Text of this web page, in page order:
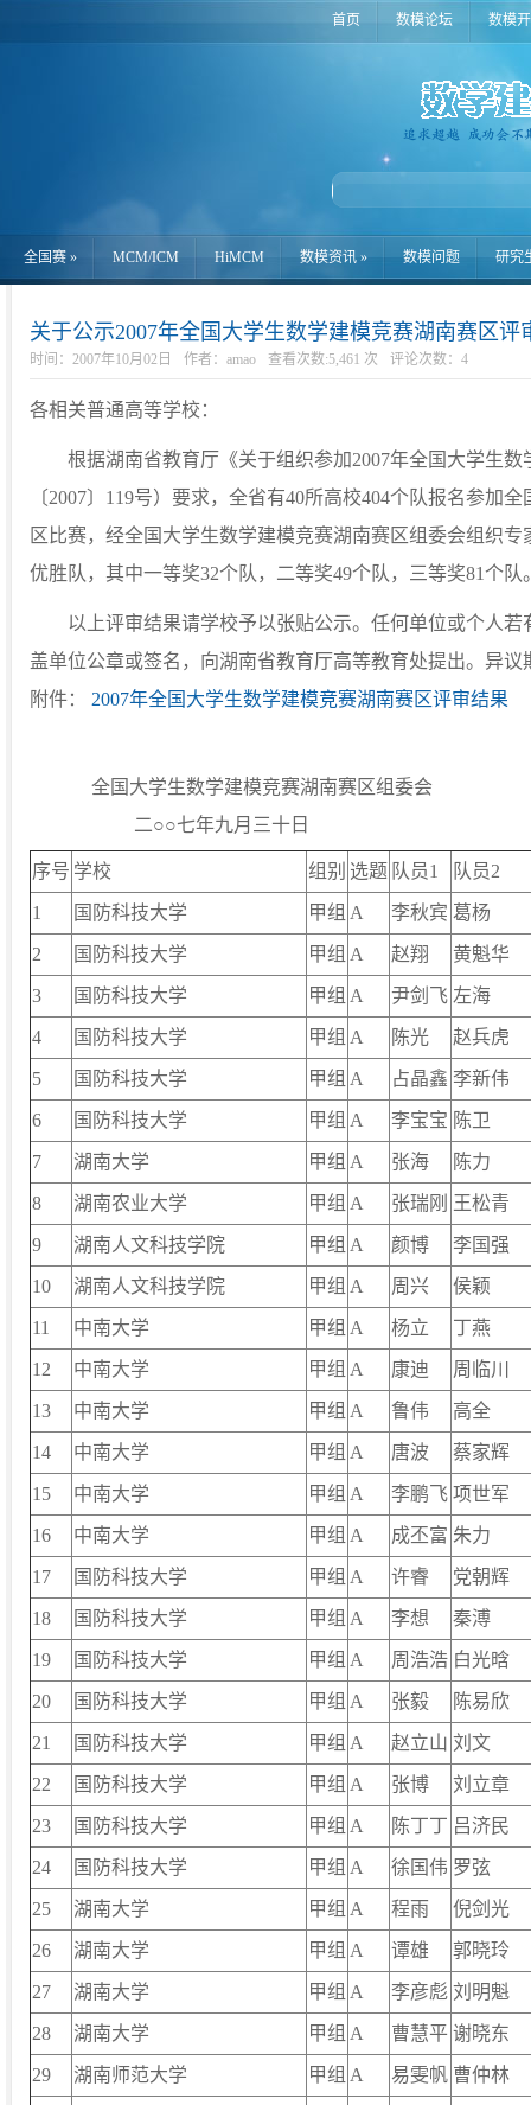
首页 数模论坛 数模
全国赛 » MCM/ICM HiMCM 数模资讯 » 数模问题 研究
关于公示2007年全国大学生数学建模竞赛湖南赛区评
时间：2007年10月02日 作者：amao 查看次数:5,461 次 评论次数： 4
各相关普通高等学校：
根据湖南省教育厅《关于组织参加2007年全国大学生数
〔2007〕119号）要求，全省有40所高校404个队报名参加
区比赛，经全国大学生数学建模竞赛湖南赛区组委会组织专
优胜队，其中一等奖32个队，二等奖49个队，三等奖81个队
以上评审结果请学校予以张贴公示。任何单位或个人若
盖单位公章或签名，向湖南省教育厅高等教育处提出。异议
附件： 2007年全国大学生数学建模竞赛湖南赛区评审结果
全国大学生数学建模竞赛湖南赛区组委会
二○○七年九月三十日
序号 学校 组别 选题 队员1 队员2
1 国防科技大学 甲组 A 李秋宾 葛杨
2 国防科技大学 甲组 A 赵翔 黄魁华
3 国防科技大学 甲组 A 尹剑飞 左海
4 国防科技大学 甲组 A 陈光 赵兵虎
5 国防科技大学 甲组 A 占晶鑫 李新伟
6 国防科技大学 甲组 A 李宝宝 陈卫
7 湖南大学 甲组 A 张海 陈力
8 湖南农业大学 甲组 A 张瑞刚 王松青
9 湖南人文科技学院 甲组 A 颜博 李国强
10 湖南人文科技学院 甲组 A 周兴 侯颖
11 中南大学 甲组 A 杨立 丁燕
12 中南大学 甲组 A 康迪 周临川
13 中南大学 甲组 A 鲁伟 高全
14 中南大学 甲组 A 唐波 蔡家辉
15 中南大学 甲组 A 李鹏飞 项世军
16 中南大学 甲组 A 成丕富 朱力
17 国防科技大学 甲组 A 许睿 党朝辉
18 国防科技大学 甲组 A 李想 秦溥
19 国防科技大学 甲组 A 周浩浩 白光晗
20 国防科技大学 甲组 A 张毅 陈易欣
21 国防科技大学 甲组 A 赵立山 刘文
22 国防科技大学 甲组 A 张博 刘立章
23 国防科技大学 甲组 A 陈丁丁 吕济民
24 国防科技大学 甲组 A 徐国伟 罗弦
25 湖南大学 甲组 A 程雨 倪剑光
26 湖南大学 甲组 A 谭雄 郭晓玲
27 湖南大学 甲组 A 李彦彪 刘明魁
28 湖南大学 甲组 A 曹慧平 谢晓东
29 湖南师范大学 甲组 A 易雯帆 曹仲林